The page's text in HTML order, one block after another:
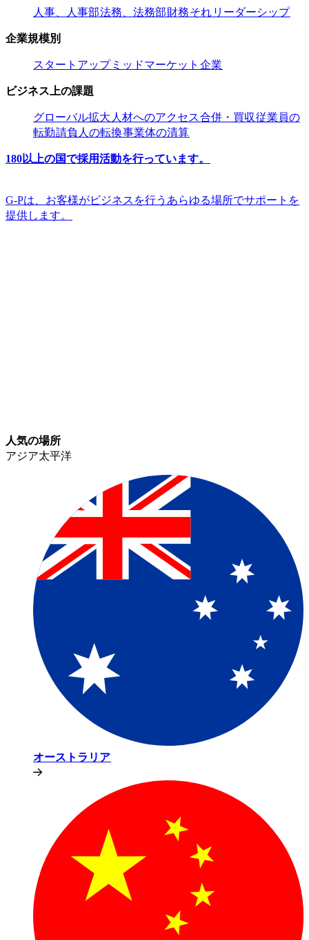
人事、人事部​​法務、法務部​​財務​​それ​​ リーダーシップ​​
企業規模別​​
スタートアップ​​ ミッドマーケット​​ 企業​​
ビジネス上の課題​​
グローバル拡大​​ 人材へのアクセス​​合併・買収​​従業員の
転勤​​請負人の転換​​事業体の清算​​
180以上の国で採用活動を行っています。​​
G-Pは、お客様がビジネスを行うあらゆる場所でサポートを
提供します。​​
人気の場所​​
アジア太平洋​​
オーストラリア​​